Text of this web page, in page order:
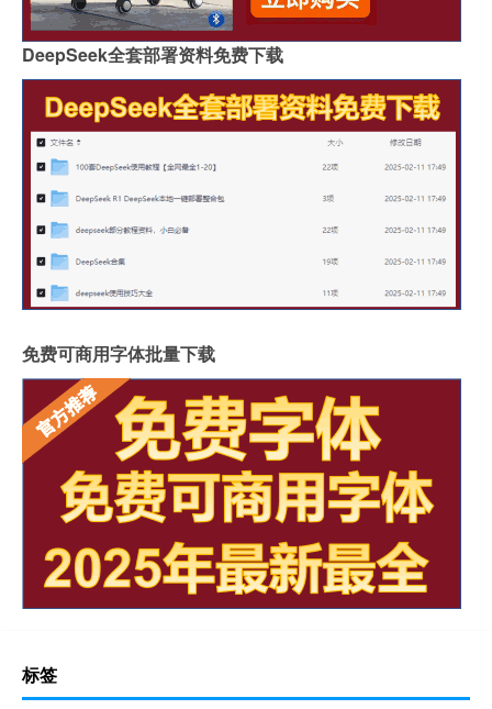
DeepSeek全套部署资料免费下载
免费可商用字体批量下载
标签